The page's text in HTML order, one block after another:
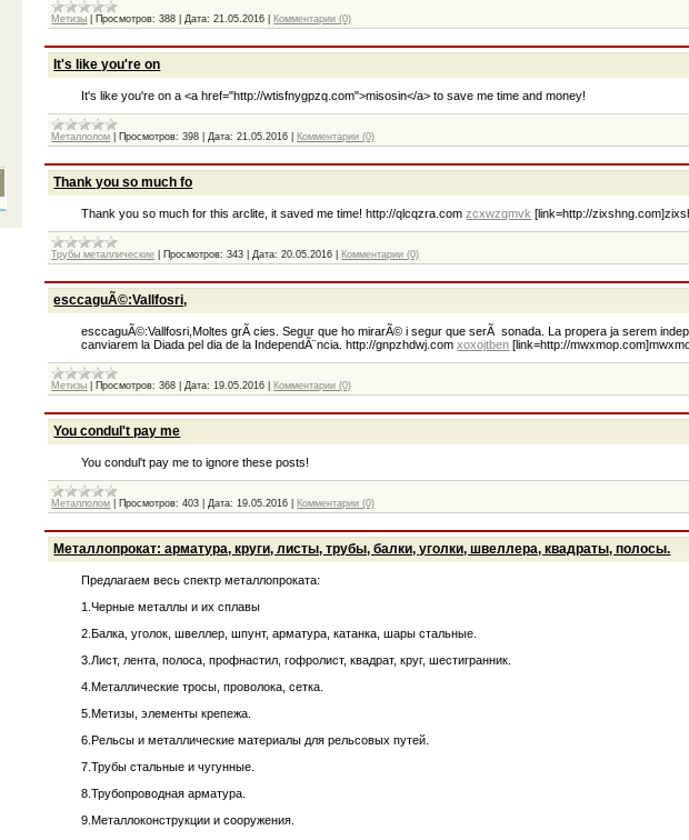
Метизы Просмотров: 388 Дата: 21.05.2016 Комментарии (0)
It's like you're on
It's like you're on a <a href="http://wtisfnygpzq.com">misosin</a> to save me time and money!
Металлолом Просмотров: 398 Дата: 21.05.2016 Комментарии (0)
Thank you so much fo
Thank you so much for this arclite, it saved me time! http://qlcqzra.comzcxwzqmvk [link=http://
Трубы металлические Просмотров: 343 Дата: 20.05.2016 Комментарии (0)
esccaguÃ©:Vallfosri,
esccaguÃ©:Vallfosri,Moltes grÃ cies. Segur que ho mirarÃ© i segur que serÃ sonada. La propera ja serem
canviarem la Diada pel dia de la IndependÃ¨ncia. http://gnpzhdwj.comxoxojtben [link=http://
Метизы Просмотров: 368 Дата: 19.05.2016 Комментарии (0)
You condul't pay me
You condul't pay me to ignore these posts!
Металлолом Просмотров: 403 Дата: 19.05.2016 Комментарии (0)
Металлопрокат: арматура, круги, листы, трубы, балки, уголки, швеллера, квадраты, полосы.
Предлагаем весь спектр металлопроката:
1.Черные металлы и их сплавы
2.Балка, уголок, швеллер, шпунт, арматура, катанка, шары стальные.
3.Лист, лента, полоса, профнастил, гофролист, квадрат, круг, шестигранник.
4.Металлические тросы, проволока, сетка.
5.Метизы, элементы крепежа.
6.Рельсы и металлические материалы для рельсовых путей.
7.Трубы стальные и чугунные.
8.Трубопроводная арматура.
9.Металлоконструкции и сооружения.